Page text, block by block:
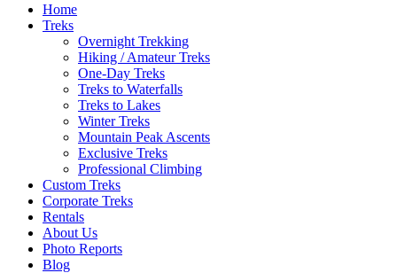
Home
Treks
Overnight Trekking
Hiking / Amateur Treks
One-Day Treks
Treks to Waterfalls
Treks to Lakes
Winter Treks
Mountain Peak Ascents
Exclusive Treks
Professional Climbing
Custom Treks
Corporate Treks
Rentals
About Us
Photo Reports
Blog